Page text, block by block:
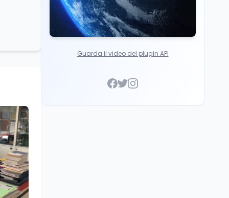
Guarda il video del plugin API